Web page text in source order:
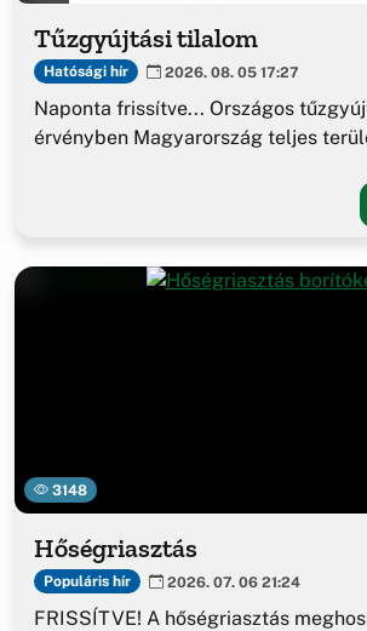
Tűzgyújtási tilalom
Hatósági hír 2026. 08. 05 17:27
Naponta frissítve... Országos
érvényben Magyarország teljes
3148
Hőségriasztás
Populáris hír 2026. 07. 06 21:24
FRISSÍTVE! A hőségriasztás